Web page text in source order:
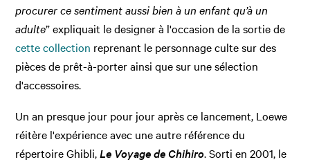
procurer ce sentiment aussi bien à un enfant qu’à un
adulte” expliquait le designer à l'occasion de la sortie de
cette collection reprenant le personnage culte sur des
pièces de prêt-à-porter ainsi que sur une sélection
d'accessoires.
Un an presque jour pour jour après ce lancement, Loewe
réitère l'expérience avec une autre référence du
répertoire Ghibli,Le Voyage de Chihiro. Sorti en 2001, le